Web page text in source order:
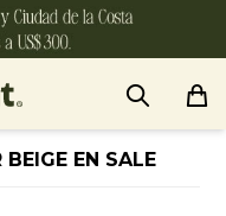
EN SALE